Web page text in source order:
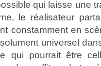
qui laisse une
le réalisateur
constamment en
universel
qui pourrait être